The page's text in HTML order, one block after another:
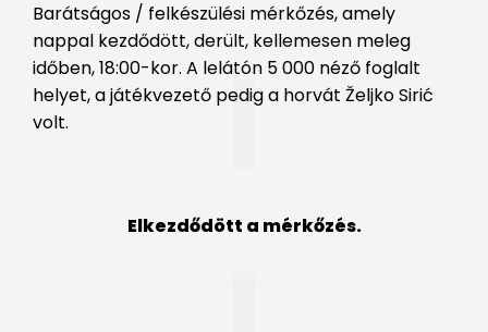
Barátságos / felkészülési mérkőzés, amely
nappal kezdődött, derült, kellemesen meleg
időben, 18:00-kor. A lelátón 5 000 néző foglalt
helyet, a játékvezető pedig a horvát Željko Sirić
volt.
Elkezdődött a mérkőzés.